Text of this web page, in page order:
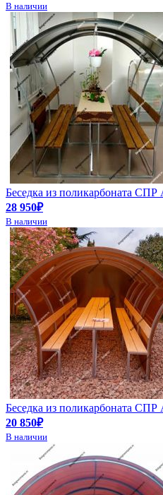
В наличии
Беседка из поликарбоната СПР
28 950₽
В наличии
Беседка из поликарбоната СПР
20 850₽
В наличии